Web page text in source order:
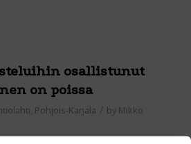
osallistunut
on poissa
, Pohjois-Karjala / by Mikko